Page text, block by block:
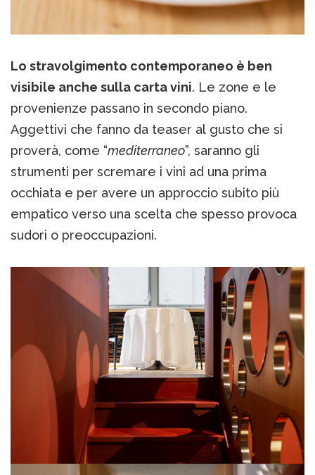
Lo stravolgimento contemporaneo è ben
visibile anche sulla carta vini. Le zone e le
provenienze passano in secondo piano.
Aggettivi che fanno da teaser al gusto che si
proverà, come “mediterraneo”, saranno gli
strumenti per scremare i vini ad una prima
occhiata e per avere un approccio subito più
empatico verso una scelta che spesso provoca
sudori o preoccupazioni.